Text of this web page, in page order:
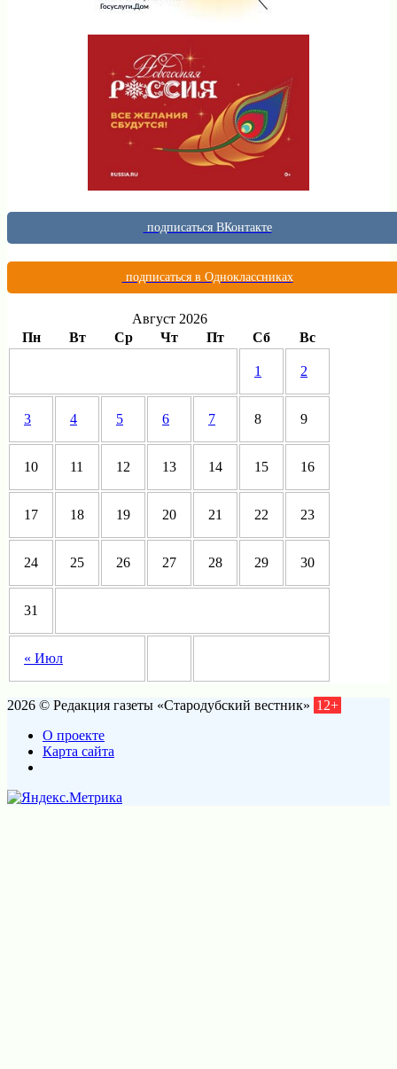
подписаться ВКонтакте
подписаться в Одноклассниках
Август 2026
Пн
Вт Ср Чт Пт Сб Вс
« Июл
1 2
3 4 5 6 7 8 9
10 11 12 13 14 15 16
17 18 19 20 21 22 23
24 25 26 27 28 29 30
31
2026 © Редакция газеты «Стародубский вестник» 12+
О проекте
Карта сайта